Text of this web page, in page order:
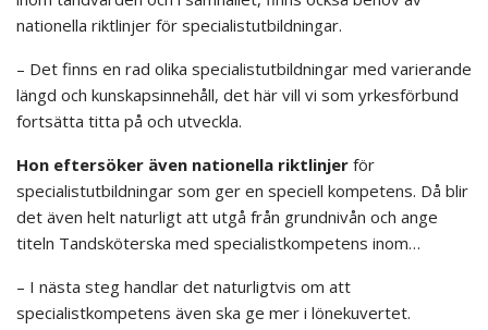
nationella riktlinjer för specialistutbildningar.
– Det finns en rad olika specialistutbildningar med varierande
längd och kunskapsinnehåll, det här vill vi som yrkesförbund
fortsätta titta på och utveckla.
Hon eftersöker även nationella riktlinjer för
specialistutbildningar som ger en speciell kompetens. Då blir
det även helt naturligt att utgå från grundnivån och ange
titeln Tandsköterska med specialistkompetens inom…
– I nästa steg handlar det naturligtvis om att
specialistkompetens även ska ge mer i lönekuvertet.